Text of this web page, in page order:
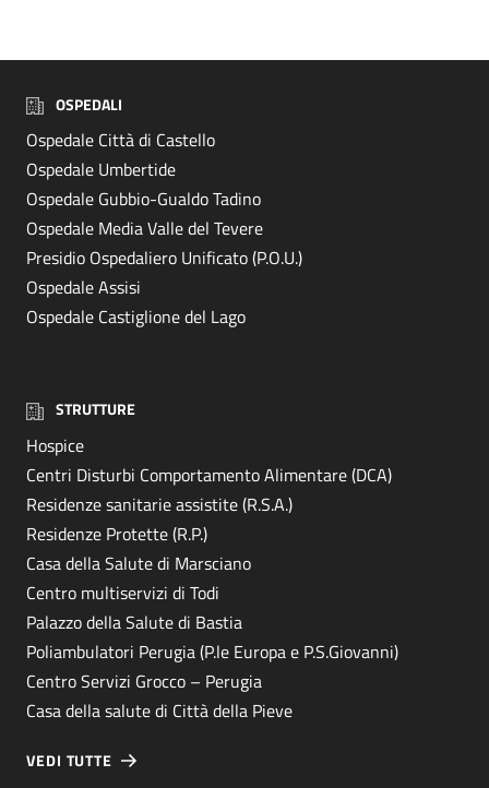
OSPEDALI
Ospedale Città di Castello
Ospedale Umbertide
Ospedale Gubbio-Gualdo Tadino
Ospedale Media Valle del Tevere
Presidio Ospedaliero Unificato (P.O.U.)
Ospedale Assisi
Ospedale Castiglione del Lago
STRUTTURE
Hospice
Centri Disturbi Comportamento Alimentare (DCA)
Residenze sanitarie assistite (R.S.A.)
Residenze Protette (R.P.)
Casa della Salute di Marsciano
Centro multiservizi di Todi
Palazzo della Salute di Bastia
Poliambulatori Perugia (P.le Europa e P.S.Giovanni)
Centro Servizi Grocco – Perugia
Casa della salute di Città della Pieve
VEDI TUTTE